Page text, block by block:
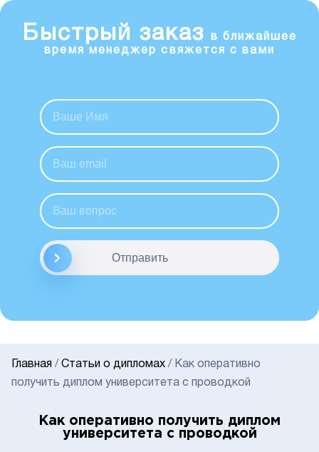
Быстрый заказ
в ближайшее
время менеджер свяжется с вами
Отправить
Главная / Статьи о дипломах / Как оперативно
получить диплом университета с проводкой
Как оперативно получить диплом
университета с проводкой